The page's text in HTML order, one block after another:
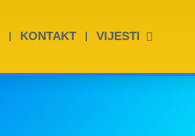
KONTAKT VIJESTI